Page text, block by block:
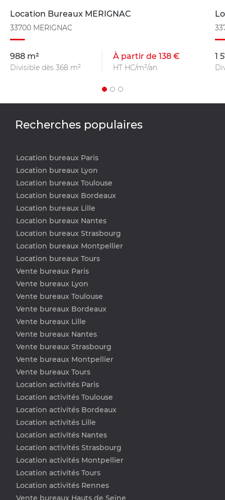
Location Bureaux MERIGNAC
33700 MERIGNAC
988 m²
Divisible dès 368 m²
À partir de 138 €
HT HC/m²/an
1
Recherches populaires
Location bureaux Paris
Location bureaux Lyon
Location bureaux Toulouse
Location bureaux Bordeaux
Location bureaux Lille
Location bureaux Nantes
Location bureaux Strasbourg
Location bureaux Montpellier
Location bureaux Tours
Vente bureaux Paris
Vente bureaux Lyon
Vente bureaux Toulouse
Vente bureaux Bordeaux
Vente bureaux Lille
Vente bureaux Nantes
Vente bureaux Strasbourg
Vente bureaux Montpellier
Vente bureaux Tours
Location activités Paris
Location activités Toulouse
Location activités Bordeaux
Location activités Lille
Location activités Nantes
Location activités Strasbourg
Location activités Montpellier
Location activités Tours
Location activités Rennes
Vente bureaux Hauts de Seine